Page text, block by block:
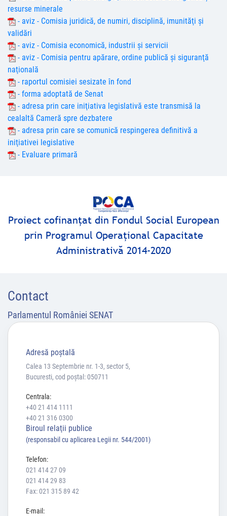
resurse minerale
- aviz - Comisia juridică, de numiri, disciplină, imunităţi şi
validări
- aviz - Comisia economică, industrii şi servicii
- aviz - Comisia pentru apărare, ordine publică şi siguranţă
naţională
- raportul comisiei sesizate în fond
- forma adoptată de Senat
- adresa prin care iniţiativa legislativă este transmisă la
cealaltă Cameră spre dezbatere
- adresa prin care se comunică respingerea definitivă a
iniţiativei legislative
- Evaluare primară
Proiect cofinanţat din Fondul Social European
prin Programul Operaţional Capacitate
Administrativă 2014-2020
Contact
Parlamentul României SENAT
Adresă poştală
Calea 13 Septembrie nr. 1-3, sector 5,
Bucuresti, cod poștal: 050711
Centrala:
+40 21 414 1111
+40 21 316 0300
Biroul relaţii publice
(responsabil cu aplicarea Legii nr. 544/2001)
Telefon:
021 414 27 09
021 414 29 83
Fax: 021 315 89 42
E-mail: